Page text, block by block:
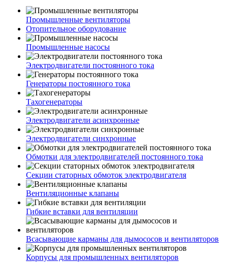
Промышленные вентиляторы
Отопительное оборудование
Промышленные насосы
Электродвигатели постоянного тока
Генераторы постоянного тока
Тахогенераторы
Электродвигатели асинхронные
Электродвигатели синхронные
Обмотки для электродвигателей постоянного тока
Секции статорных обмоток электродвигателя
Вентиляционные клапаны
Гибкие вставки для вентиляции
Всасывающие карманы для дымососов и вентиляторов
Корпусы для промышленных вентиляторов